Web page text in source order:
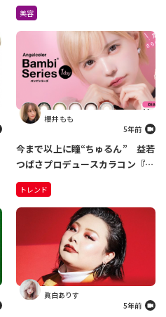
しているのは『香り』だった
美容
櫻井 もも
5年前
今まで以上に瞳“ちゅるん” 益若
つばさプロデュースカラコン『バ
ンビシリーズ』がリニューアル
トレンド
眞白ありす
5年前